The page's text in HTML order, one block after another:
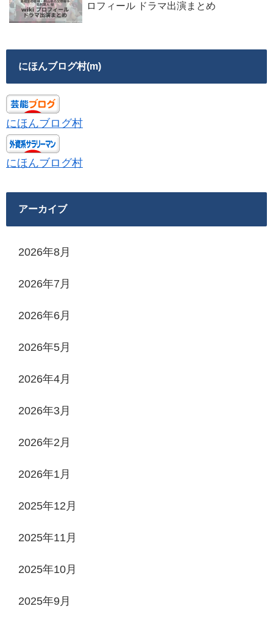
ロフィール ドラマ出演まとめ
にほんブログ村(m)
にほんブログ村
にほんブログ村
アーカイブ
2026年8月
2026年7月
2026年6月
2026年5月
2026年4月
2026年3月
2026年2月
2026年1月
2025年12月
2025年11月
2025年10月
2025年9月